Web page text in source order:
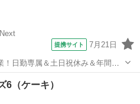
提携サイト 7月21日
日勤専属＆土日祝休み＆年間休
イカー通勤OK＆無料駐車場あり
茨城県常陸大宮市》 人気の
その他
6（ケーキ）